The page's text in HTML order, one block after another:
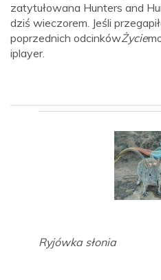
zatytułowana Hunters and
dziś wieczorem. Jeśli
poprzednich odcinkówŻycie
iplayer.
Ryjówka słonia